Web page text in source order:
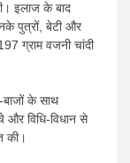
इलाज के बाद
पुत्रों, बेटी और
ग्राम वजनी चांदी
बाजों के साथ
और विधि-विधान से
की।